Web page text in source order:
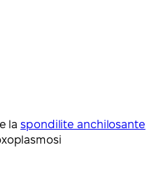
e laspondilite anchilosante